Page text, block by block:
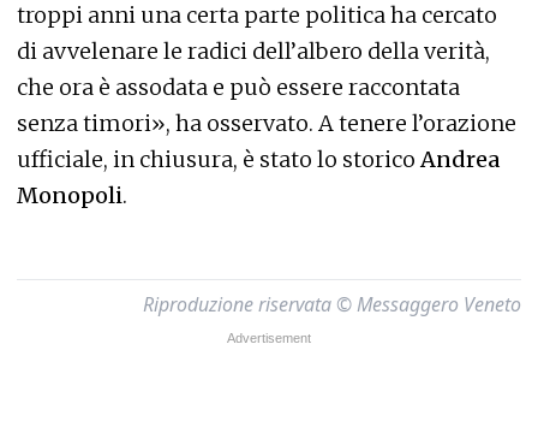
troppi anni una certa parte politica ha cercato
di avvelenare le radici dell’albero della verità,
che ora è assodata e può essere raccontata
senza timori», ha osservato. A tenere l’orazione
ufficiale, in chiusura, è stato lo storicoAndrea
Monopoli.
Riproduzione riservata © Messaggero Veneto